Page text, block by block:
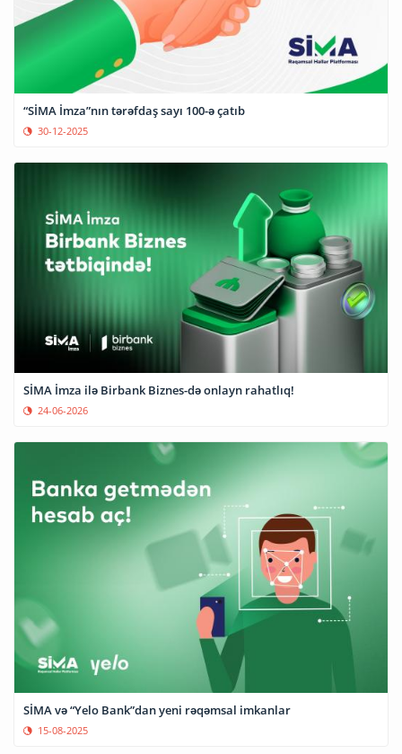
“SİMA İmza”nın tərəfdaş sayı 100-ə çatıb
30-12-2025
SİMA İmza ilə Birbank Biznes-də onlayn rahatlıq!
24-06-2026
SİMA və “Yelo Bank”dan yeni rəqəmsal imkanlar
15-08-2025